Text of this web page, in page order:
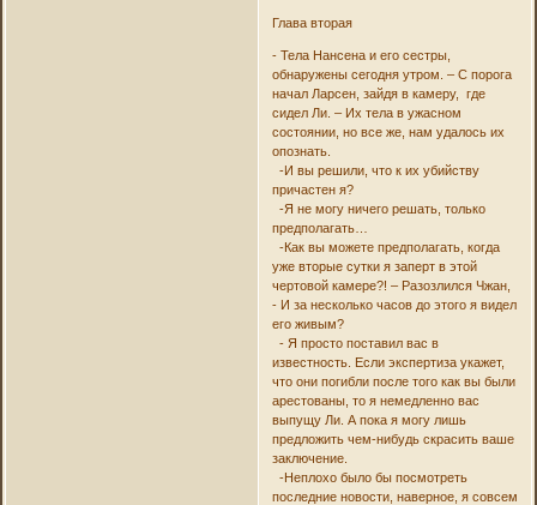
Глава вторая
- Тела Нансена и его сестры,
обнаружены сегодня утром. – С порога
начал Ларсен, зайдя в камеру, где
сидел Ли. – Их тела в ужасном
состоянии, но все же, нам удалось их
опознать.
-И вы решили, что к их убийству
причастен я?
-Я не могу ничего решать, только
предполагать…
-Как вы можете предполагать, когда
уже вторые сутки я заперт в этой
чертовой камере?! – Разозлился Чжан,
- И за несколько часов до этого я видел
его живым?
- Я просто поставил вас в
известность. Если экспертиза укажет,
что они погибли после того как вы были
арестованы, то я немедленно вас
выпущу Ли. А пока я могу лишь
предложить чем-нибудь скрасить ваше
заключение.
-Неплохо было бы посмотреть
последние новости, наверное, я совсем